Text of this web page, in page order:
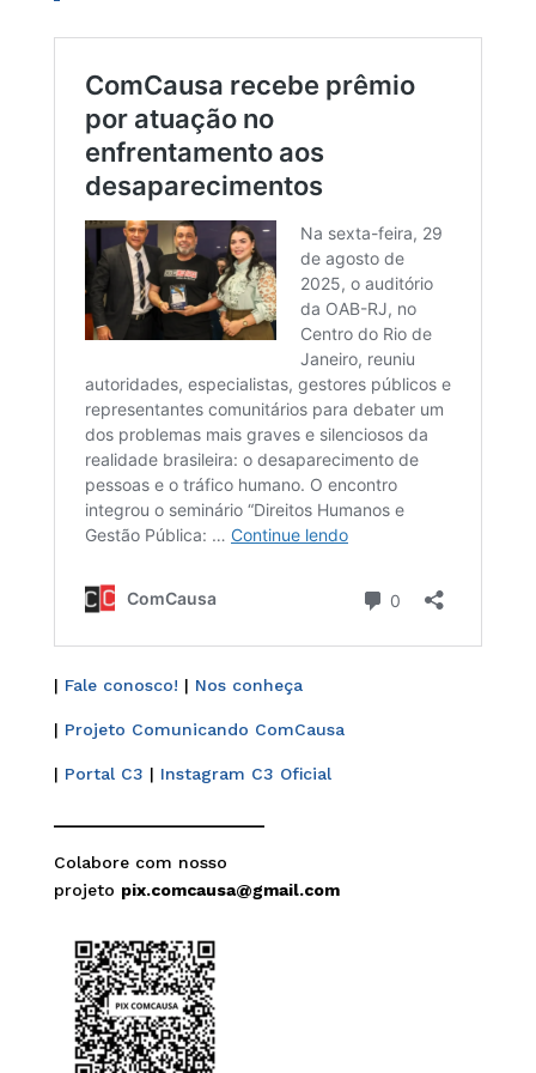
| Fale conosco! | Nos conheça
| Projeto Comunicando ComCausa
| Portal C3 | Instagram C3 Oficial
Colabore com nosso
projeto pix.comcausa@gmail.com